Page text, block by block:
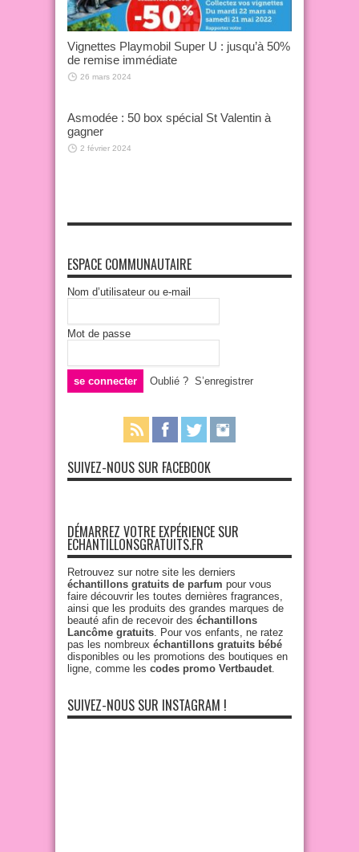
Vignettes Playmobil Super U : jusqu’à 50%
de remise immédiate
26 mars 2024
Asmodée : 50 box spécial St Valentin à
gagner
2 février 2024
ESPACE COMMUNAUTAIRE
Nom d’utilisateur ou e-mail
Mot de passe
Oublié ? S’enregistrer
SUIVEZ-NOUS SUR FACEBOOK
DÉMARREZ VOTRE EXPÉRIENCE SUR
ECHANTILLONSGRATUITS.FR
Retrouvez sur notre site les derniers
échantillons gratuits de parfum pour vous
faire découvrir les toutes dernières fragrances,
ainsi que les produits des grandes marques de
beauté afin de recevoir des échantillons
Lancôme gratuits . Pour vos enfants, ne ratez
pas les nombreux échantillons gratuits bébé
disponibles ou les promotions des boutiques en
ligne, comme les codes promo Vertbaudet
SUIVEZ-NOUS SUR INSTAGRAM !